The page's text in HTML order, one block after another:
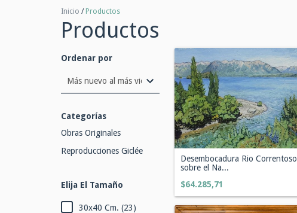
Inicio / Productos
Productos
Ordenar por
Categorías
Obras Originales
Reproducciones Giclée
Elija El Tamaño
30x40 Cm. (23)
Desembocadura Rio Correntoso
sobre el Na...
$64.285,71